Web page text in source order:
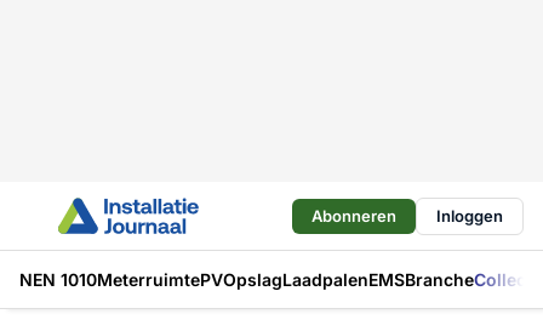
Abonneren Inloggen
NEN 1010MeterruimtePVOpslagLaadpalenEMSBranche